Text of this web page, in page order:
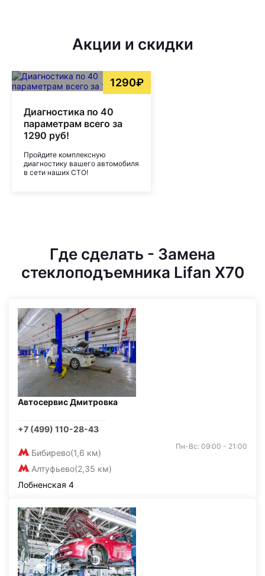
Акции и скидки
1290₽
Диагностика по 40
параметрам всего за
1290 руб!
Пройдите комплексную
диагностику вашего автомобиля
в сети наших СТО!
Где сделать - Замена
стеклоподъемника Lifan X70
Автосервис Дмитровка
+7 (499) 110-28-43
Бибирево(1,6 км)
Алтуфьево(2,35 км)
Пн-Вс: 09:00 - 21:00
Лобненская 4